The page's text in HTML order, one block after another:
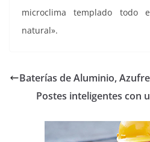
microclima templado todo
natural».
Baterías de Aluminio,
Postes inteligentes con